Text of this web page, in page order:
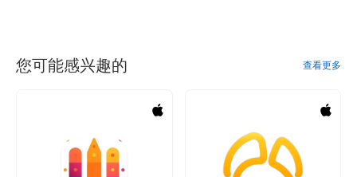
您可能感兴趣的 查看更多